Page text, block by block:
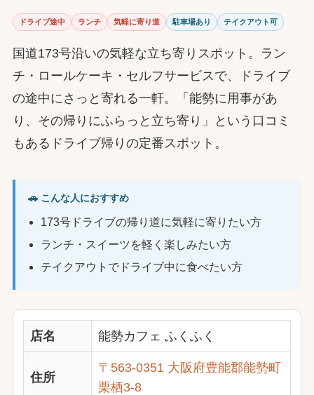
ドライブ途中 ランチ 気軽に寄り道 駐車場あり テイクアウト可
国道173号沿いの気軽な立ち寄りスポット。ラン
チ・ロールケーキ・セルフサービスで、ドライブ
の途中にさっと寄れる一軒。「能勢に用事があ
り、その帰りにふらっと立ち寄り」という口コミ
もあるドライブ帰りの定番スポット。
🚗 こんな人におすすめ
173号ドライブの帰り道に気軽に寄りたい方
ランチ・スイーツを軽く楽しみたい方
テイクアウトでドライブ中に食べたい方
店名 能勢カフェ ふくふく
住所
〒563-0351 大阪府豊能郡能勢町
栗栖3-8